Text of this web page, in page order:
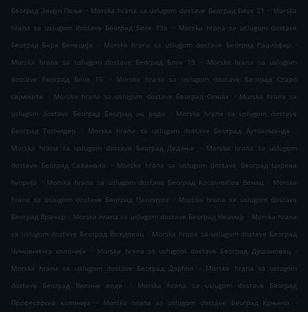
Београд Земун Поље . Morska hrana sa uslugom dostave Београд Блок 21 . Morska
hrana sa uslugom dostave Београд Блок 19а
. Morska hrana sa uslugom dostave
Београд Бара Венеција
. Morska hrana sa uslugom dostave Београд Радиофар
.
Morska hrana sa uslugom dostave Београд Блок 19
. Morska hrana sa uslugom
dostave Београд Блок 15
.
Morska hrana sa uslugom dostave Београд Старо
сајмиште
. Morska hrana sa uslugom dostave Београд Сењак . Morska hrana sa
uslugom dostave Београд Београд на води
. Morska hrana sa uslugom dostave
Београд Топчидер
. Morska hrana sa uslugom dostave Београд Аутокоманда
.
Morska hrana sa uslugom dostave Београд Дедиње
. Morska hrana sa uslugom
dostave Београд Савамала
. Morska hrana sa uslugom dostave Београд Царева
ћуприја
. Morska hrana sa uslugom dostave Београд Косанчићев Венац . Morska
hrana sa uslugom dostave Београд Палилула . Morska hrana sa uslugom dostave
Београд Врачар . Morska hrana sa uslugom dostave Београд Неимар . Morska hrana
sa uslugom dostave Београд Вождовац . Morska hrana sa uslugom dostave Београд
Чиновничка колонија
. Morska hrana sa uslugom dostave Београд Душановац .
Morska hrana sa uslugom dostave Београд Дорћол
. Morska hrana sa uslugom
dostave Београд Вилине воде
.
Morska hrana sa uslugom dostave Београд
Професорска колонија
. Morska hrana sa uslugom dostave Београд Крњача
.